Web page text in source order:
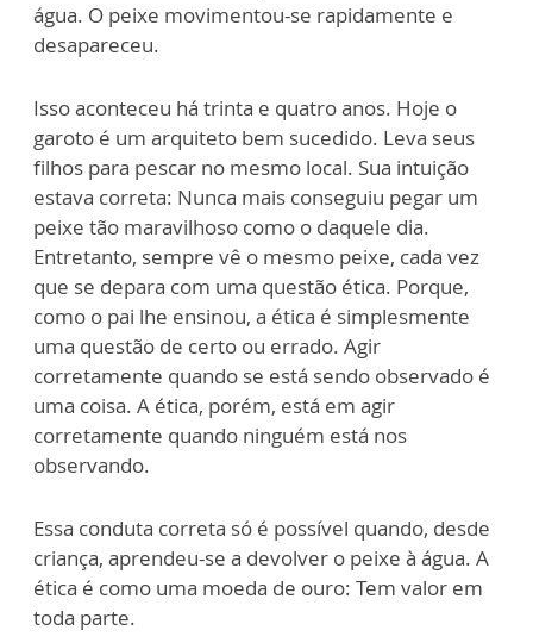
água. O peixe movimentou-se rapidamente e
desapareceu.
Isso aconteceu há trinta e quatro anos. Hoje o
garoto é um arquiteto bem sucedido. Leva seus
filhos para pescar no mesmo local. Sua intuição
estava correta: Nunca mais conseguiu pegar um
peixe tão maravilhoso como o daquele dia.
Entretanto, sempre vê o mesmo peixe, cada vez
que se depara com uma questão ética. Porque,
como o pai lhe ensinou, a ética é simplesmente
uma questão de certo ou errado. Agir
corretamente quando se está sendo observado é
uma coisa. A ética, porém, está em agir
corretamente quando ninguém está nos
observando.
Essa conduta correta só é possível quando, desde
criança, aprendeu-se a devolver o peixe à água. A
ética é como uma moeda de ouro: Tem valor em
toda parte.